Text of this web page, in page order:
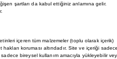
şartları da kabul ettiğiniz anlamına gelir.
içeren tüm malzemeler (toplu olarak içerik)
koruması altındadır. Site ve içeriği sadece
bireysel kullanım amacıyla yükleyebilir